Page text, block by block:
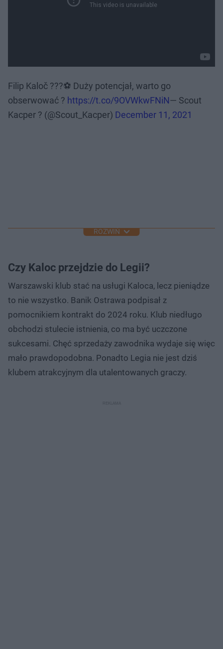
Filip Kaloč ???⚽️ Duży potencjał, warto go
obserwować ? https://t.co/9OVWkwFNiN— Scout
Kacper ? (@Scout_Kacper) December 11, 2021
ROZWIŃ
Czy Kaloc przejdzie do Legii?
Warszawski klub stać na usługi Kaloca, lecz pieniądze
to nie wszystko. Banik Ostrawa podpisał z
pomocnikiem kontrakt do 2024 roku. Klub niedługo
obchodzi stulecie istnienia, co ma być uczczone
sukcesami. Chęć sprzedaży zawodnika wydaje się więc
mało prawdopodobna. Ponadto Legia nie jest dziś
klubem atrakcyjnym dla utalentowanych graczy.